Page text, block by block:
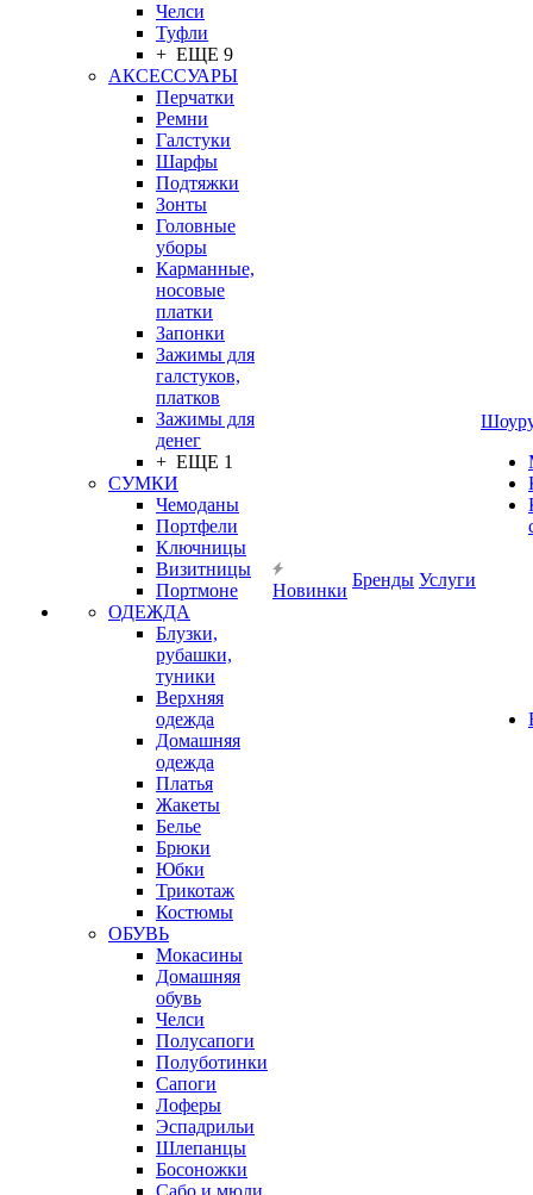
Челси
Туфли
+ ЕЩЕ 9
АКСЕССУАРЫ
Перчатки
Ремни
Галстуки
Шарфы
Подтяжки
Зонты
Головные
уборы
Карманные,
носовые
платки
Запонки
Зажимы для
галстуков,
платков
Зажимы для
денег
+ ЕЩЕ 1
СУМКИ
Чемоданы
Портфели
Ключницы
Визитницы
Портмоне
ОДЕЖДА
Блузки,
рубашки,
туники
Верхняя
одежда
Домашняя
одежда
Платья
Жакеты
Белье
Брюки
Юбки
Трикотаж
Костюмы
ОБУВЬ
Мокасины
Домашняя
обувь
Челси
Полусапоги
Полуботинки
Сапоги
Лоферы
Эспадрильи
Шлепанцы
Босоножки
Сабо и мюли
Новинки
Бренды Услуги